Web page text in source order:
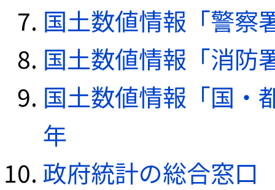
国土数値情報「警察
国土数値情報「消防
国土数値情報「国・
年
政府統計の総合窓口